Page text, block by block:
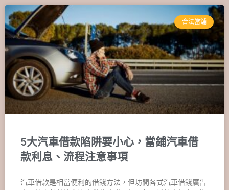
合法當舖
5大汽車借款陷阱要小心，當鋪汽車借
款利息、流程注意事項
汽車借款是相當便利的借錢方法，但坊間各式汽車借錢廣告